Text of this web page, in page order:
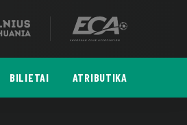
BILIETAI ATRIBUTIKA